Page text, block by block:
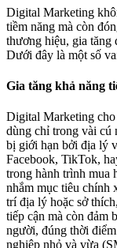
Digital Marketing
tiềm năng mà còn
thương hiệu, gia tăng
Dưới đây là một số
Gia tăng khả năng
Digital Marketing cho
dùng chỉ trong vài cú
bị giới hạn bởi địa lý
Facebook, TikTok,
trong hành trình mua
nhắm mục tiêu chính
trí địa lý hoặc sở
tiếp cận mà còn đảm
người, đúng thời
nghiệp nhỏ và vừa